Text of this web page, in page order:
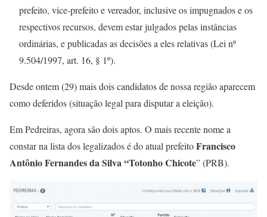
prefeito, vice-prefeito e vereador, inclusive os impugnados e os
respectivos recursos, devem estar julgados pelas instâncias
ordinárias, e publicadas as decisões a eles relativas (Lei nº
9.504/1997, art. 16, § 1º).
Desde ontem (29) mais dois candidatos de nossa região aparecem
como deferidos (situação legal para disputar a eleição).
Em Pedreiras, agora são dois aptos. O mais recente nome a
constar na lista dos legalizados é do atual prefeitoFrancisco
Antônio Fernandes da Silva “Totonho Chicote” (PRB).